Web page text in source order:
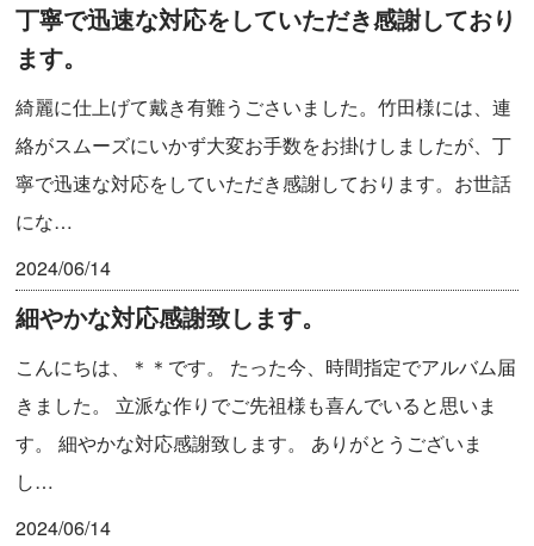
丁寧で迅速な対応をしていただき感謝しており
ます。
綺麗に仕上げて戴き有難うごさいました。竹田様には、連
絡がスムーズにいかず大変お手数をお掛けしましたが、丁
寧で迅速な対応をしていただき感謝しております。お世話
にな…
2024/06/14
細やかな対応感謝致します。
こんにちは、＊＊です。 たった今、時間指定でアルバム届
きました。 立派な作りでご先祖様も喜んでいると思いま
す。 細やかな対応感謝致します。 ありがとうございま
し…
2024/06/14